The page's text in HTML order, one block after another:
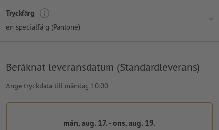
Tryckfärg
en specialfärg (Pantone)
Beräknat leveransdatum (Standardleverans)
Ange tryckdata till måndag 10:00
mån, aug. 17. - ons, aug. 19.